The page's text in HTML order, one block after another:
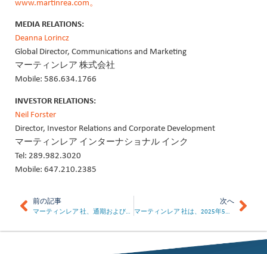
MEDIA RELATIONS:
Deanna Lorincz
Global Director, Communications and Marketing
マーティンレア 株式会社
Mobile: 586.634.1766
INVESTOR RELATIONS:
Neil Forster
Director, Investor Relations and Corporate Development
マーティンレア インターナショナル インク
Tel: 289.982.3020
Mobile: 647.210.2385
前の記事 次へ